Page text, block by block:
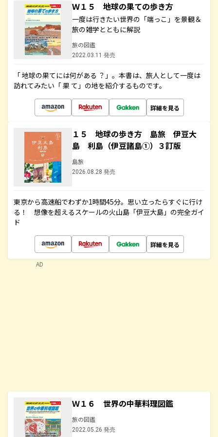
Ｗ１５ 地球の果ての歩き方
一度は行きたい世界の「端っこ」を景観＆
旅の雑学とともに解説
旅の図鑑
2022.03.11 発売
「 地球の果てには何がある ？」。本書は、旅人として一度は
訪れてみたい「 果 て」の地を紹介するものです。
詳細を見る
１５ 地球の歩き方 島旅 伊豆大
島 利島（伊豆諸島①）３訂版
島旅
2026.08.28 発売
東京から高速船でわずか1時間45分。思い立ったらすぐに行け
る！ 想像を超えるスケールの火山島「伊豆大島」の完全ガイ
ド
詳細を見る
Ｗ１６ 世界の中華料理図鑑
旅の図鑑
2022.05.26 発売
AD